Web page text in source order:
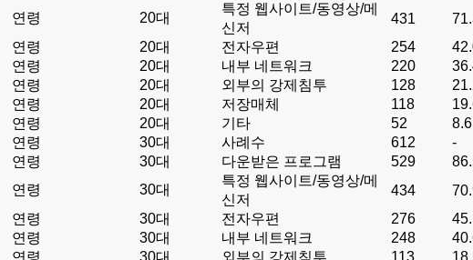
연령
20대
특정 웹사이트/동영상/메
신저
431
연령
20대 전자우편 254
연령
20대 내부 네트워크 220
연령
20대 외부의 강제침투 128
연령
20대 저장매체 118
연령
20대 기타 52
8.6
연령
30대 사례수 612
-
연령
30대 다운받은 프로그램 529
연령
30대
특정 웹사이트/동영상/메
신저
434
연령
30대 전자우편 276
연령
30대 내부 네트워크 248
연령
30대 외부의 강제침투 113